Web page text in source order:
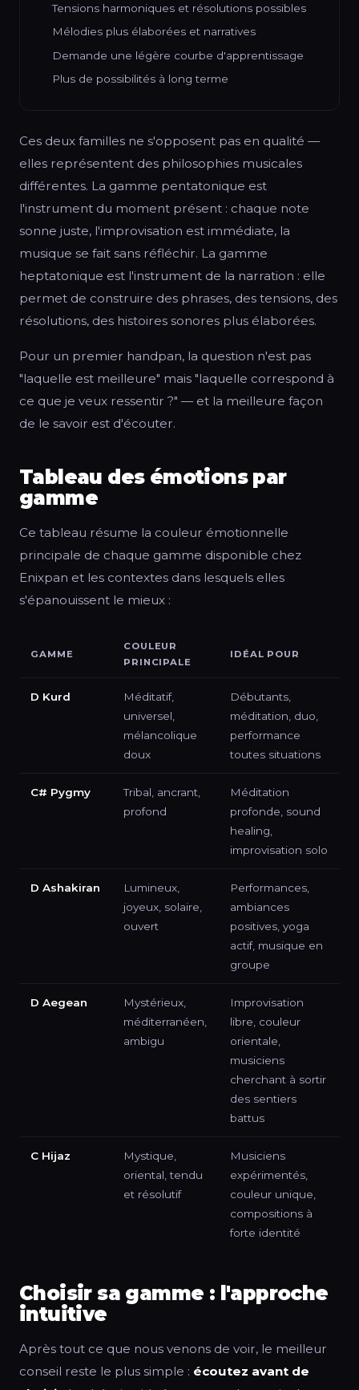
Tensions harmoniques et résolutions possibles
Mélodies plus élaborées et narratives
Demande une légère courbe d'apprentissage
Plus de possibilités à long terme
Ces deux familles ne s'opposent pas en qualité —
elles représentent des philosophies musicales
différentes. La gamme pentatonique est
l'instrument du moment présent : chaque note
sonne juste, l'improvisation est immédiate, la
musique se fait sans réfléchir. La gamme
heptatonique est l'instrument de la narration : elle
permet de construire des phrases, des tensions, des
résolutions, des histoires sonores plus élaborées.
Pour un premier handpan, la question n'est pas
"laquelle est meilleure" mais "laquelle correspond à
ce que je veux ressentir ?" — et la meilleure façon
de le savoir est d'écouter.
Tableau des émotions par
gamme
Ce tableau résume la couleur émotionnelle
principale de chaque gamme disponible chez
Enixpan et les contextes dans lesquels elles
s'épanouissent le mieux :
GAMME
COULEUR
PRINCIPALE
IDÉAL POUR
D Kurd
Méditatif,
universel,
mélancolique
doux
Débutants,
méditation, duo,
performance
toutes situations
C# Pygmy
Tribal, ancrant,
profond
Méditation
profonde, sound
healing,
improvisation solo
D Ashakiran
Lumineux,
joyeux, solaire,
ouvert
Performances,
ambiances
positives, yoga
actif, musique en
groupe
D Aegean
Mystérieux,
méditerranéen,
ambigu
Improvisation
libre, couleur
orientale,
musiciens
cherchant à sortir
des sentiers
battus
C Hijaz
Mystique,
oriental, tendu
et résolutif
Musiciens
expérimentés,
couleur unique,
compositions à
forte identité
Choisir sa gamme : l'approche
intuitive
Après tout ce que nous venons de voir, le meilleur
conseil reste le plus simple : écoutez avant de